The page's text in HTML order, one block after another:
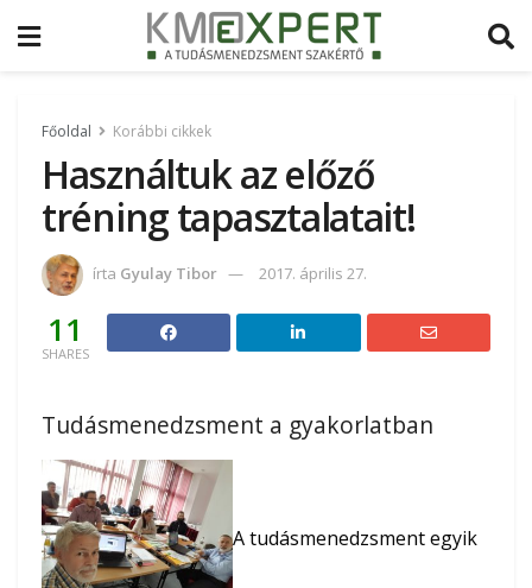
Főoldal Korábbi cikkek
Használtuk az előző
tréning tapasztalatait!
írta Gyulay Tibor 2017. április 27.
11
SHARES
Tudásmenedzsment a gyakorlatban
A tudásmenedzsment egyik